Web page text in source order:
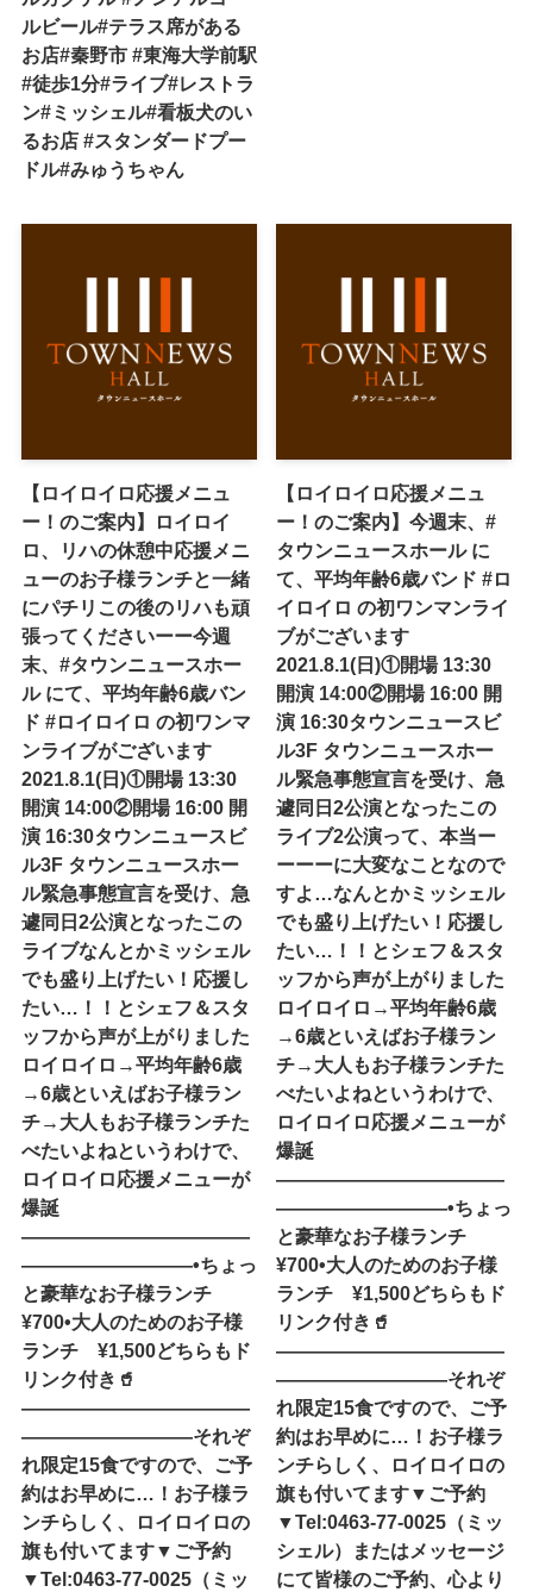
ルビール#テラス席がある
お店#秦野市 #東海大学前駅
#徒歩1分#ライブ#レストラ
ン#ミッシェル#看板犬のい
るお店 #スタンダードプー
ドル#みゅうちゃん
【ロイロイロ応援メニュ
ー！のご案内】ロイロイ
ロ、リハの休憩中応援メニ
ューのお子様ランチと一緒
にパチリこの後のリハも頑
張ってくださいーー今週
末、#タウンニュースホー
ル にて、平均年齢6歳バン
ド #ロイロイロ の初ワンマ
ンライブがございます
2021.8.1(日)①開場 13:30
開演 14:00②開場 16:00 開
演 16:30タウンニュースビ
ル3F タウンニュースホー
ル緊急事態宣言を受け、急
遽同日2公演となったこの
ライブなんとかミッシェル
でも盛り上げたい！応援し
たい…！！とシェフ＆スタ
ッフから声が上がりました
ロイロイロ→平均年齢6歳
→6歳といえばお子様ラン
チ→大人もお子様ランチた
べたいよね︎というわけで、
ロイロイロ応援メニューが
爆誕
————————————
—————————•ちょっ
と豪華なお子様ランチ
¥700•大人のためのお子様
ランチ ¥1,500どちらもド
リンク付き🥤
————————————
—————————それぞ
れ限定15食ですので、ご予
約はお早めに…！お子様ラ
ンチらしく、ロイロイロの
旗も付いてます▼ご予約
▼Tel:0463-77-0025（ミッ
【ロイロイロ応援メニュ
ー！のご案内】今週末、#
タウンニュースホール に
て、平均年齢6歳バンド #ロ
イロイロ の初ワンマンライ
ブがございます
2021.8.1(日)①開場 13:30
開演 14:00②開場 16:00 開
演 16:30タウンニュースビ
ル3F タウンニュースホー
ル緊急事態宣言を受け、急
遽同日2公演となったこの
ライブ2公演って、本当ー
ーーーに大変なことなので
すよ…なんとかミッシェル
でも盛り上げたい！応援し
たい…！！とシェフ＆スタ
ッフから声が上がりました
ロイロイロ→平均年齢6歳
→6歳といえばお子様ラン
チ→大人もお子様ランチた
べたいよね︎というわけで、
ロイロイロ応援メニューが
爆誕
————————————
—————————•ちょっ
と豪華なお子様ランチ
¥700•大人のためのお子様
ランチ ¥1,500どちらもド
リンク付き🥤
————————————
—————————それぞ
れ限定15食ですので、ご予
約はお早めに…！お子様ラ
ンチらしく、ロイロイロの
旗も付いてます▼ご予約
▼Tel:0463-77-0025（ミッ
シェル）またはメッセージ
にて皆様のご予約、心より